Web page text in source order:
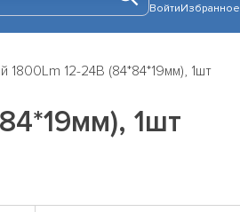
ВойтиИзбранное
12-24В (84*84*19мм), 1шт
1шт